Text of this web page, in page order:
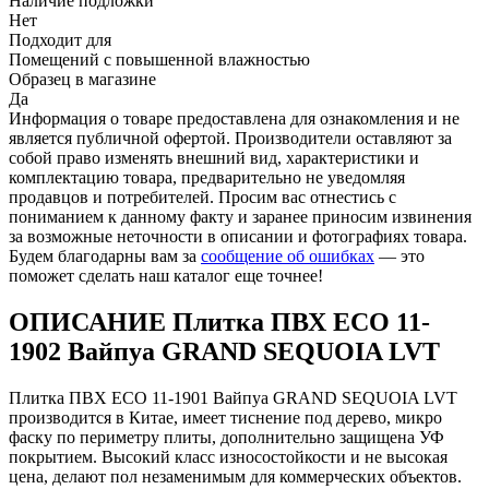
Нет
Подходит для
Помещений с повышенной влажностью
Образец в магазине
Да
Информация о товаре предоставлена для ознакомления и не
является публичной офертой. Производители оставляют за
собой право изменять внешний вид, характеристики и
комплектацию товара, предварительно не уведомляя
продавцов и потребителей. Просим вас отнестись с
пониманием к данному факту и заранее приносим извинения
за возможные неточности в описании и фотографиях товара.
Будем благодарны вам за сообщение об ошибках — это
поможет сделать наш каталог еще точнее!
ОПИСАНИЕ Плитка ПВХ ЕСО 11-
1902 Вайпуа GRAND SEQUOIA LVT
Плитка ПВХ ЕСО 11-1901 Вайпуа GRAND SEQUOIA LVT
производится в Китае, имеет тиснение под дерево, микро
фаску по периметру плиты, дополнительно защищена УФ
покрытием. Высокий класс износостойкости и не высокая
цена, делают пол незаменимым для коммерческих объектов.